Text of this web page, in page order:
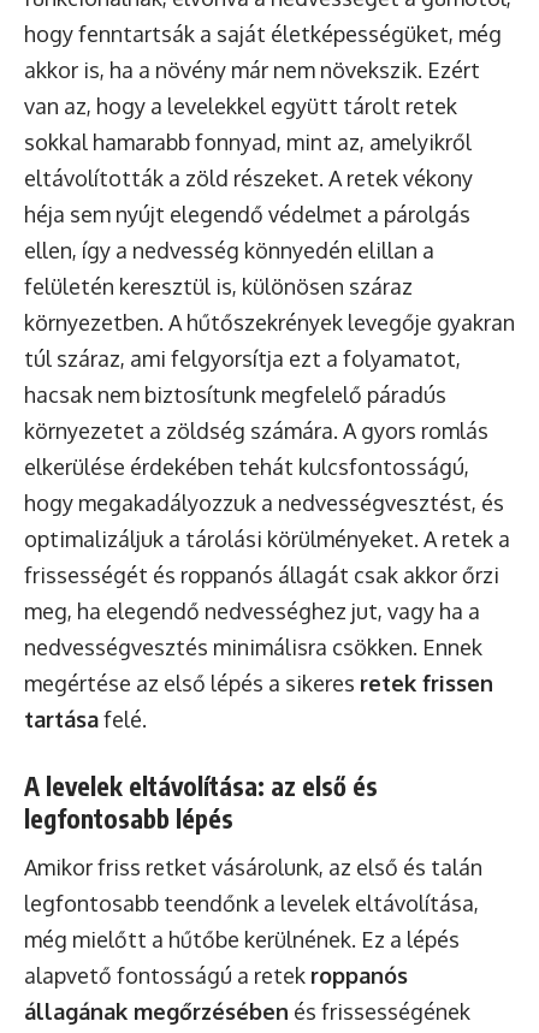
hogy fenntartsák a saját életképességüket, még
akkor is, ha a növény már nem növekszik. Ezért
van az, hogy a levelekkel együtt tárolt retek
sokkal hamarabb fonnyad, mint az, amelyikről
eltávolították a zöld részeket. A retek vékony
héja sem nyújt elegendő védelmet a párolgás
ellen, így a nedvesség könnyedén elillan a
felületén keresztül is, különösen száraz
környezetben. A hűtőszekrények levegője gyakran
túl száraz, ami felgyorsítja ezt a folyamatot,
hacsak nem biztosítunk megfelelő páradús
környezetet a zöldség számára. A gyors romlás
elkerülése érdekében tehát kulcsfontosságú,
hogy megakadályozzuk a nedvességvesztést, és
optimalizáljuk a tárolási körülményeket. A retek a
frissességét és roppanós állagát csak akkor őrzi
meg, ha elegendő nedvességhez jut, vagy ha a
nedvességvesztés minimálisra csökken. Ennek
megértése az első lépés a sikeres retek frissen
tartásafelé.
A levelek eltávolítása: az első és
legfontosabb lépés
Amikor friss retket vásárolunk, az első és talán
legfontosabb teendőnk a levelek eltávolítása,
még mielőtt a hűtőbe kerülnének. Ez a lépés
alapvető fontosságú a retek roppanós
állagának megőrzésében és frissességének